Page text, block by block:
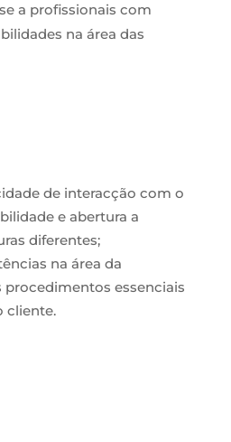
a profissionais com
na área das
de interacção com o
e abertura a
diferentes;
na área da
essenciais
cliente.